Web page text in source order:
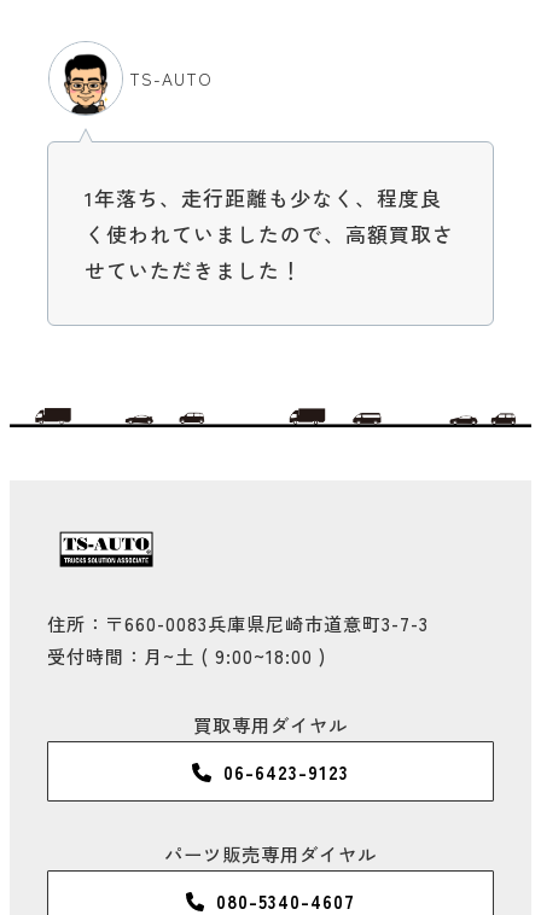
TS-AUTO
1年落ち、走行距離も少なく、程度良
く使われていましたので、高額買取さ
せていただきました！
住所：〒660-0083兵庫県尼崎市道意町3-7-3
受付時間：月~土 ( 9:00~18:00 )
買取専用ダイヤル
06-6423-9123
パーツ販売専用ダイヤル
080-5340-4607